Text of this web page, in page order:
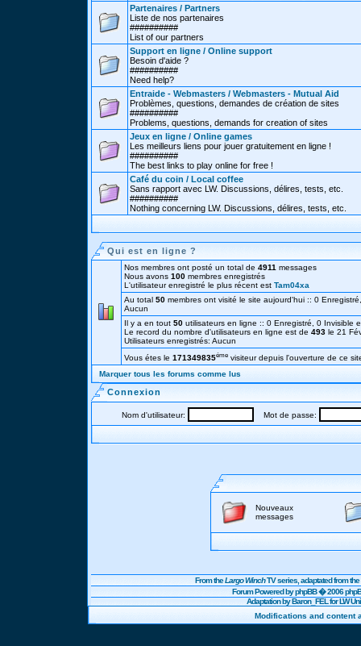
Partenaires / Partners
Liste de nos partenaires
##########
List of our partners
Support en ligne / Online support
Besoin d'aide ?
##########
Need help?
Entraide - Webmasters / Webmasters - Mutual Aid
Problèmes, questions, demandes de création de sites
##########
Problems, questions, demands for creation of sites
Jeux en ligne / Online games
Les meilleurs liens pour jouer gratuitement en ligne !
##########
The best links to play online for free !
Café du coin / Local coffee
Sans rapport avec LW. Discussions, délires, tests, etc.
##########
Nothing concerning LW. Discussions, délires, tests, etc.
Qui est en ligne ?
Nos membres ont posté un total de 4911 messages
Nous avons 100 membres enregistrés
L'utilisateur enregistré le plus récent est Tam04xa
Au total 50 membres ont visité le site aujourd'hui :: 0
Aucun
Il y a en tout 50 utilisateurs en ligne :: 0 Enregistré, 0
Le record du nombre d'utilisateurs en ligne est de 493 le 21
Utilisateurs enregistrés: Aucun
Vous étes le 171349835éme visiteur depuis l'ouverture de ce
Marquer tous les forums comme lus
Connexion
Nom d'utilisateur: Mot de passe:
Nouveaux
messages
From theLargo WinchTV series, adaptated from
Forum Powered byphpBB� 2006
Adaptation by Baron_FEL for LW
Modifications and content